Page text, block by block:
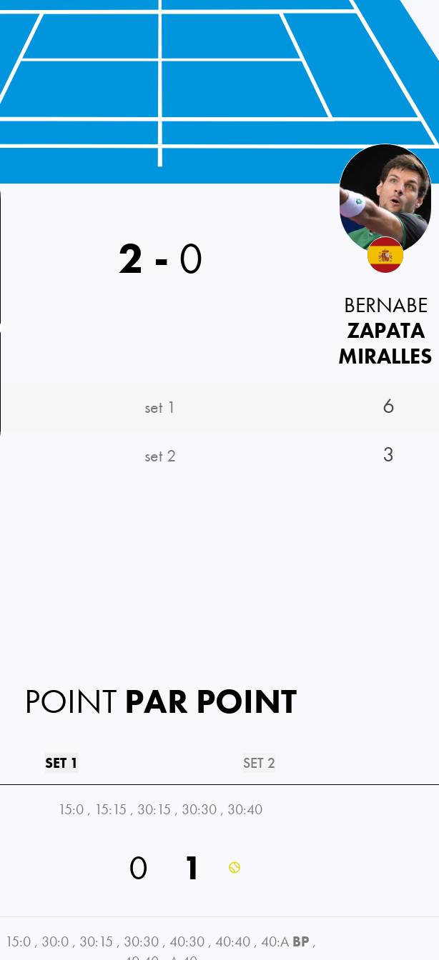
2 - 0
BERNABE
ZAPATA
MIRALLES
set 1 6
set 2 3
POINT PAR POINT
SET 1 SET 2
15:0 , 15:15 , 30:15 , 30:30 , 30:40
0 1
15:0 , 30:0 , 30:15 , 30:30 , 40:30 , 40:40 , 40:A BP ,